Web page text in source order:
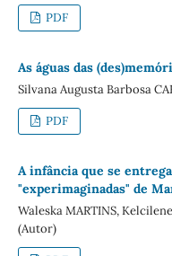
PDF
As águas das
Silvana Augusta Barbosa
PDF
A infância que se
"experimaginadas" de
Waleska MARTINS,
(Autor)